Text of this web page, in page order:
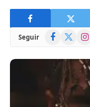
Seguir Facebook
(Twitter)